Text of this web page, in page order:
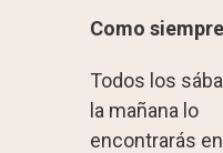
Como siempre
Todos los
la mañana lo
encontrarás